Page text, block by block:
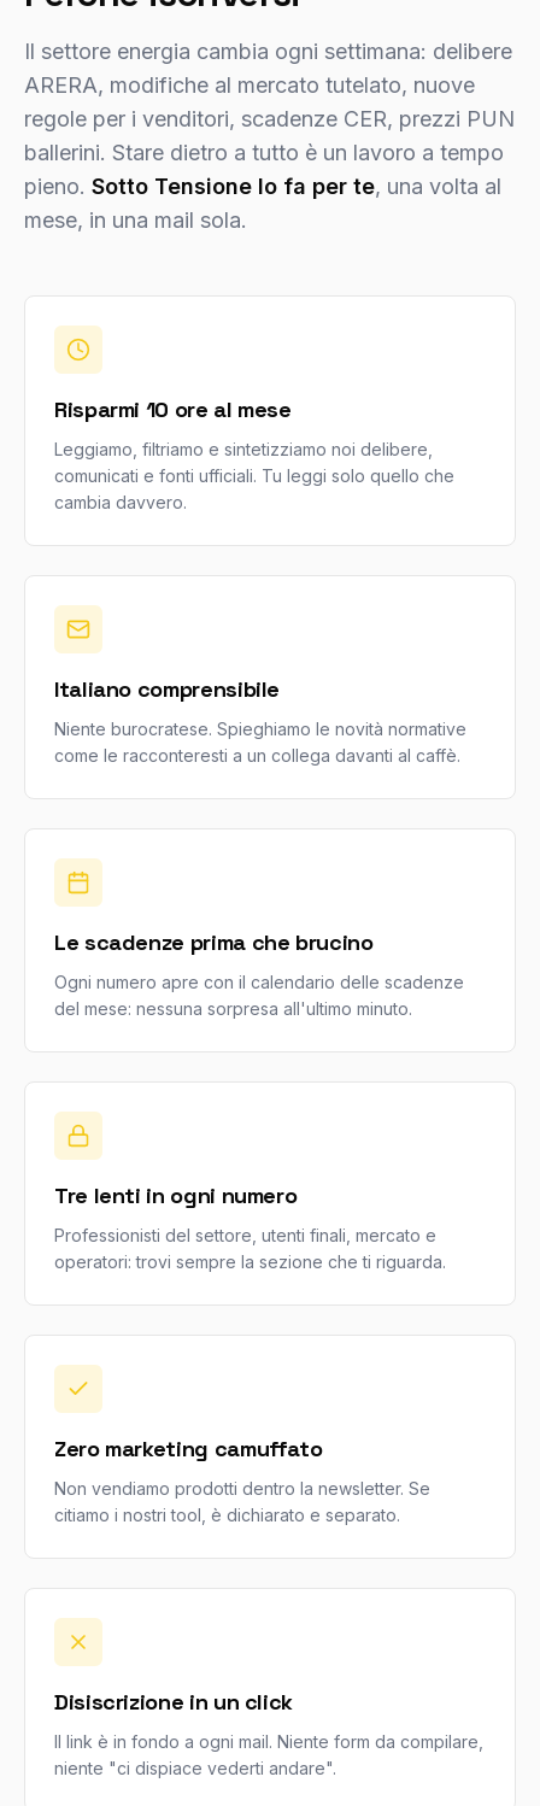
Il settore energia cambia ogni settimana: delibere
ARERA, modifiche al mercato tutelato, nuove
regole per i venditori, scadenze CER, prezzi PUN
ballerini. Stare dietro a tutto è un lavoro a tempo
pieno. Sotto Tensione lo fa per te, una volta al
mese, in una mail sola.
Risparmi 10 ore al mese
Leggiamo, filtriamo e sintetizziamo noi delibere,
comunicati e fonti ufficiali. Tu leggi solo quello che
cambia davvero.
Italiano comprensibile
Niente burocratese. Spieghiamo le novità normative
come le racconteresti a un collega davanti al caffè.
Le scadenze prima che brucino
Ogni numero apre con il calendario delle scadenze
del mese: nessuna sorpresa all'ultimo minuto.
Tre lenti in ogni numero
Professionisti del settore, utenti finali, mercato e
operatori: trovi sempre la sezione che ti riguarda.
Zero marketing camuffato
Non vendiamo prodotti dentro la newsletter. Se
citiamo i nostri tool, è dichiarato e separato.
Disiscrizione in un click
Il link è in fondo a ogni mail. Niente form da compilare,
niente "ci dispiace vederti andare".